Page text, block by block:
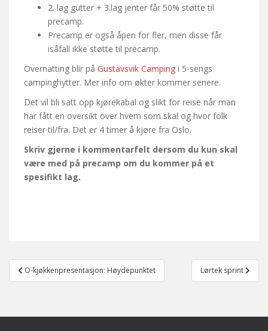
2. lag gutter + 3.lag jenter får 50% støtte til
precamp.
Precamp er også åpen for fler, men disse får
isåfall ikke støtte til precamp.
Overnatting blir på Gustavsvik Camping i 5-sengs
campinghytter. Mer info om økter kommer senere.
Det vil bli satt opp kjørekabal og slikt for reise når man
har fått en oversikt over hvem som skal og hvor folk
reiser til/fra. Det er 4 timer å kjøre fra Oslo.
Skriv gjerne i kommentarfelt dersom du kun skal
være med på precamp om du kommer på et
spesifikt lag.
Post
navigation
O-kjøkkenpresentasjon: Høydepunktet Lørtek sprint